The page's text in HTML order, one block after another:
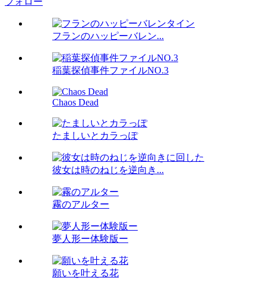
フランのハッピーバレン...
稲葉探偵事件ファイルNO.3
Chaos Dead
たましいとカラっぽ
彼女は時のねじを逆向き...
霧のアルター
夢人形ー体験版ー
願いを叶える花